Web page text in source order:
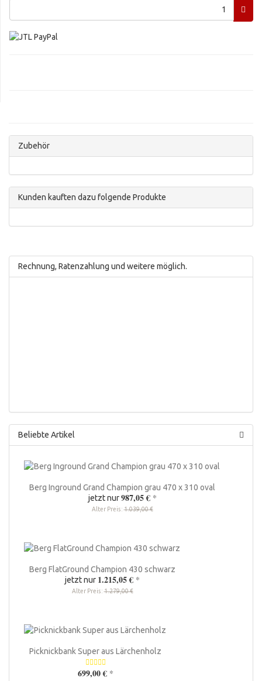
Zubehör
Kunden kauften dazu folgende Produkte
Rechnung, Ratenzahlung und weitere möglich.
Beliebte Artikel
Berg Inground Grand Champion grau 470 x 310 oval
jetzt nur987,05 € *
Alter Preis:1.039,00 €
Berg FlatGround Champion 430 schwarz
jetzt nur 1.215,05 € *
Alter Preis:1.279,00 €
Picknickbank Super aus Lärchenholz
699,00 € *